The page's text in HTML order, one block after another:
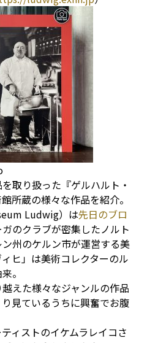
取り扱った『ゲルハルト・
所蔵の様々な作品を紹介。
Ludwig）は先日のブロ
のクラブが密集したノルト
州のケルン市が運営する美
ヒ」は美術コレクターのル
。
えた様々なジャンルの作品
見ているうちに興奮でお腹
ィストのイケムラレイコさ